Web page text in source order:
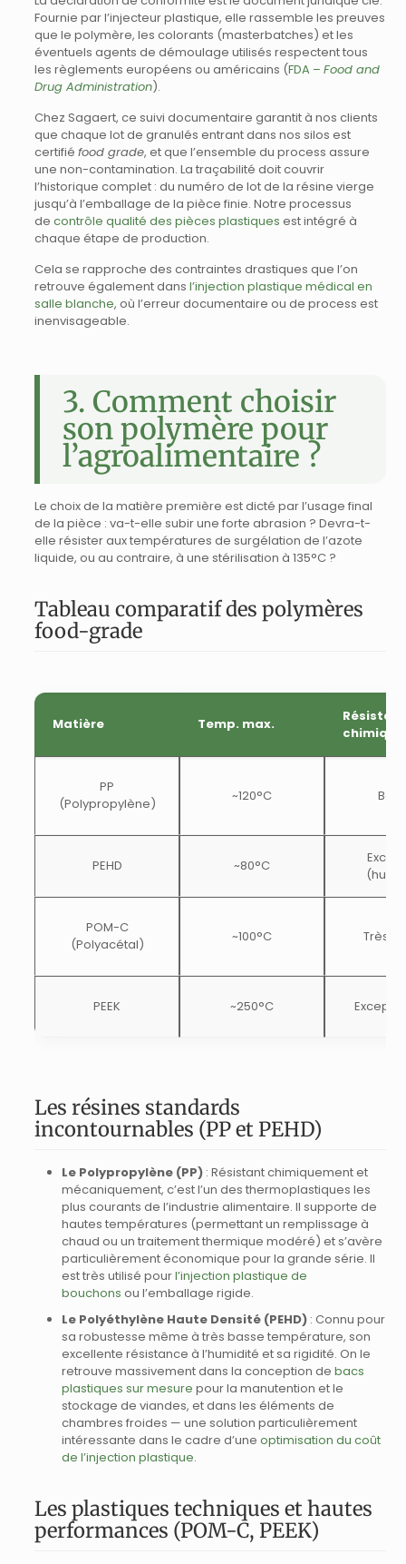
Fournie par l’injecteur plastique, elle rassemble les preuves
que le polymère, les colorants (masterbatches) et les
éventuels agents de démoulage utilisés respectent tous
les règlements européens ou américains (FDA – Food and
Drug Administration).
Chez Sagaert, ce suivi documentaire garantit à nos clients
que chaque lot de granulés entrant dans nos silos est
certifié food grade, et que l’ensemble du process assure
une non-contamination. La traçabilité doit couvrir
l’historique complet : du numéro de lot de la résine vierge
jusqu’à l’emballage de la pièce finie. Notre processus
de contrôle qualité des pièces plastiques est intégré à
chaque étape de production.
Cela se rapproche des contraintes drastiques que l’on
retrouve également dans l’injection plastique médical en
salle blanche, où l’erreur documentaire ou de process est
inenvisageable.
3. Comment choisir
son polymère pour
l’agroalimentaire ?
Le choix de la matière première est dicté par l’usage final
de la pièce : va-t-elle subir une forte abrasion ? Devra-t-
elle résister aux températures de surgélation de l’azote
liquide, ou au contraire, à une stérilisation à 135°C ?
Tableau comparatif des polymères
food-grade
Matière Temp. max.
chimique
PP
(Polypropylène)
~120°C
PEHD ~80°C
POM-C
(Polyacétal)
~100°C Très
PEEK ~250°C
Les résines standards
incontournables (PP et PEHD)
Le Polypropylène (PP) : Résistant chimiquement et
mécaniquement, c’est l’un des thermoplastiques les
plus courants de l’industrie alimentaire. Il supporte de
hautes températures (permettant un remplissage à
chaud ou un traitement thermique modéré) et s’avère
particulièrement économique pour la grande série. Il
est très utilisé pourl’injection plastique de
bouchons ou l’emballage rigide.
Le Polyéthylène Haute Densité (PEHD) : Connu pour
sa robustesse même à très basse température, son
excellente résistance à l’humidité et sa rigidité. On le
retrouve massivement dans la conception de bacs
plastiques sur mesure pour la manutention et le
stockage de viandes, et dans les éléments de
chambres froides — une solution particulièrement
intéressante dans le cadre d’une optimisation du coût
de l’injection plastique.
Les plastiques techniques et hautes
performances (POM-C, PEEK)